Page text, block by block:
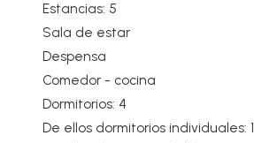
Estancias: 5
Sala de estar
Despensa
Comedor - cocina
Dormitorios: 4
De ellos dormitorios individuales: 1